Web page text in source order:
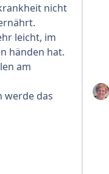
nicht
leicht, im
händen hat.
am
werde das